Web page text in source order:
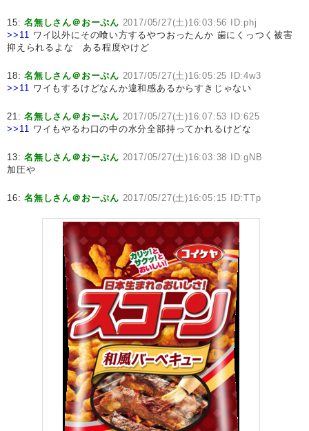
15:名無しさん＠おーぷん 2017/05/27(土)16:03:56 ID:phj
>>11 ワイ以外にその喰い方するやつおったんか 歯にくっつく被害
抑えられるよな ある程度やけど
18:名無しさん＠おーぷん 2017/05/27(土)16:05:25 ID:4w3
>>11 ワイもするけどなんか違和感あるからすきじゃない
21:名無しさん＠おーぷん 2017/05/27(土)16:07:53 ID:625
>>11 ワイもやるわ口の中の水分全部持ってかれるけどな
13:名無しさん＠おーぷん 2017/05/27(土)16:03:38 ID:gNB
加圧や
16:名無しさん＠おーぷん 2017/05/27(土)16:05:15 ID:TTp